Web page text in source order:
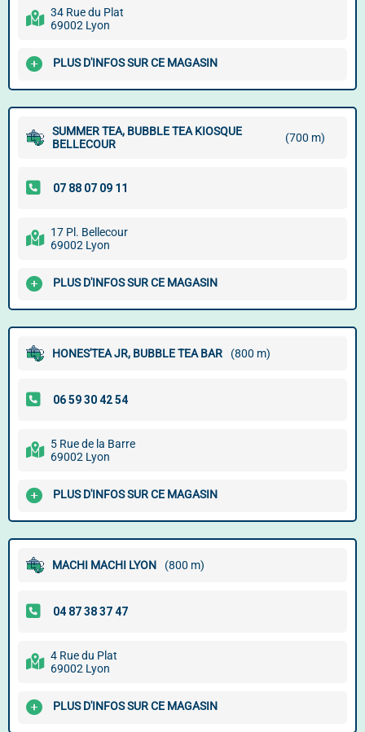
34 Rue du Plat
69002 Lyon
PLUS D'INFOS SUR CE MAGASIN
SUMMER TEA, BUBBLE TEA KIOSQUE
BELLECOUR
(700 m)
17 Pl. Bellecour
69002 Lyon
PLUS D'INFOS SUR CE MAGASIN
HONES'TEA JR, BUBBLE TEA BAR (800 m)
5 Rue de la Barre
69002 Lyon
PLUS D'INFOS SUR CE MAGASIN
MACHI MACHI LYON (800 m)
4 Rue du Plat
69002 Lyon
PLUS D'INFOS SUR CE MAGASIN